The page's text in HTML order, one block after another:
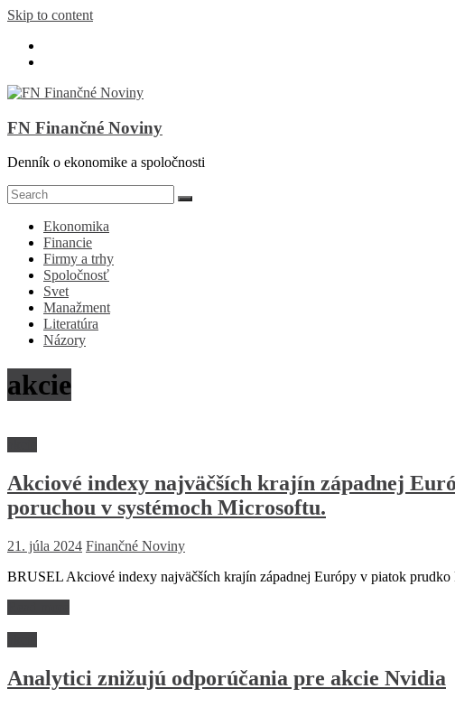
Skip to content
FN Finančné Noviny
Denník o ekonomike a spoločnosti
Ekonomika
Financie
Firmy a trhy
Spoločnosť
Svet
Manažment
Literatúra
Názory
akcie
Akciové indexy najväčších krajín západnej
poruchou v systémoch Microsoftu.
21. júla 2024 Finančné Noviny
BRUSEL Akciové indexy najväčších krajín západnej Európy v piatok
Analytici znižujú odporúčania pre akcie Nvidia